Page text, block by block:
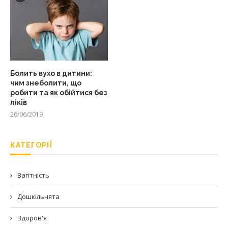
Болить вухо в дитини:
чим знеболити, що
робити та як обійтися без
ліків
26/06/2019
КАТЕГОРІЇ
Вагітність
Дошкільнята
Здоров'я